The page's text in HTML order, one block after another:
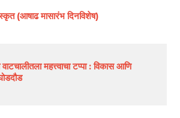
(आषाढ मासारंभ दिनविशेष)
महत्त्वाचा टप्पा : विकास आणि